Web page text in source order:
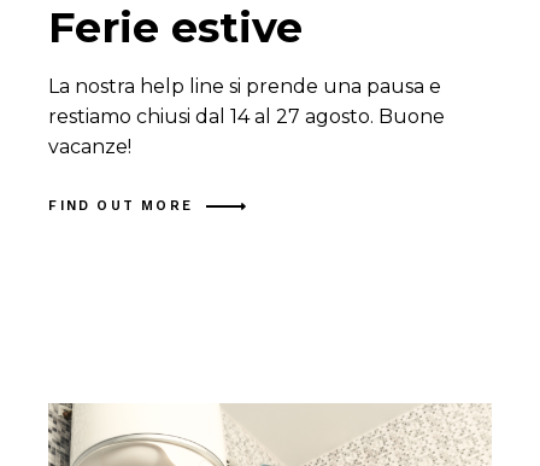
Ferie estive
La nostra help line si prende una pausa e
restiamo chiusi dal 14 al 27 agosto. Buone
vacanze!
FIND OUT MORE